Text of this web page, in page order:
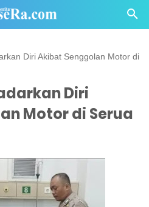
Diri Akibat Senggolan Motor di
Diri
Motor di Serua